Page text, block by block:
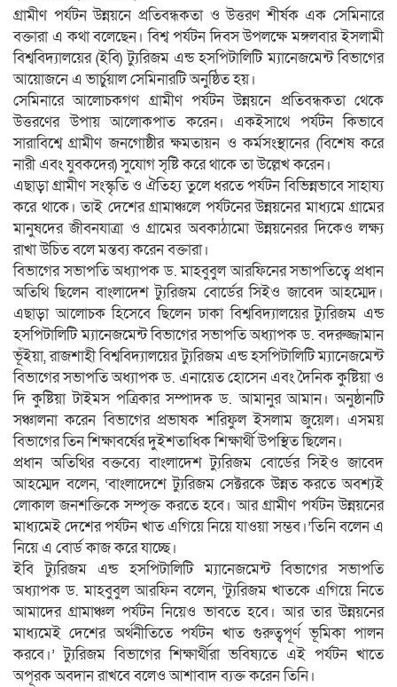
গ্রামীণ পর্যটন উন্নয়নে প্রতিবন্ধকতা ও উত্তরণ শীর্ষক এক সেমিনারে
বক্তারা এ কথা বলেছেন। বিশ্ব পর্যটন দিবস উপলক্ষে মঙ্গলবার ইসলামী
বিশ্ববিদ্যালয়ের (ইবি) ট্যুরিজম এন্ড হসপিটালিটি ম্যানেজমেন্ট বিভাগের
আয়োজনে এ ভার্চুয়াল সেমিনারটি অনুষ্ঠিত হয়।
সেমিনারে আলোচকগণ গ্রামীণ পর্যটন উন্নয়নে প্রতিবন্ধকতা থেকে
উত্তরণের উপায় আলোকপাত করেন। একইসাথে পর্যটন কিভাবে
সারাবিশ্বে গ্রামীণ জনগোষ্ঠীর ক্ষমতায়ন ও কর্মসংস্থানের (বিশেষ করে
নারী এবং যুবকদের) সুযোগ সৃষ্টি করে থাকে তা উল্লেখ করেন।
এছাড়া গ্রামীণ সংস্কৃতি ও ঐতিহ্য তুলে ধরতে পর্যটন বিভিন্নভাবে সাহায্য
করে থাকে। তাই দেশের গ্রামাঞ্চলে পর্যটনের উন্নয়নের মাধ্যমে গ্রামের
মানুষদের জীবনযাত্রা ও গ্রামের অবকাঠামো উন্নয়নেরর দিকেও লক্ষ্য
রাখা উচিত বলে মন্তব্য করেন বক্তারা।
বিভাগের সভাপতি অধ্যাপক ড. মাহবুবুল আরফিনের সভাপতিত্বে প্রধান
অতিথি ছিলেন বাংলাদেশ ট্যুরিজম বোর্ডের সিইও জাবেদ আহম্মেদ।
এছাড়া আলোচক হিসেবে ছিলেন ঢাকা বিশ্ববিদ্যালয়ের ট্যুরিজম এন্ড
হসপিটালিটি ম্যানেজমেন্ট বিভাগের সভাপতি অধ্যাপক ড. বদরুজ্জামান
ভূঁইয়া, রাজশাহী বিশ্ববিদ্যালয়ের ট্যুরিজম এন্ড হসপিটালিটি ম্যানেজমেন্ট
বিভাগের সভাপতি অধ্যাপক ড. এনায়েত হোসেন এবং দৈনিক কুষ্টিয়া ও
দি কুষ্টিয়া টাইমস পত্রিকার সম্পাদক ড. আমানুর আমান। অনুষ্ঠানটি
সঞ্চালনা করেন বিভাগের প্রভাষক শরিফুল ইসলাম জুয়েল। এসময়
বিভাগের তিন শিক্ষাবর্ষের দুইশতাধিক শিক্ষার্থী উপস্থিত ছিলেন।
প্রধান অতিথির বক্তব্যে বাংলাদেশ ট্যুরিজম বোর্ডের সিইও জাবেদ
আহম্মেদ বলেন, ‘বাংলাদেশে ট্যুরিজম সেক্টরকে উন্নত করতে অবশ্যই
লোকাল জনশক্তিকে সম্পৃক্ত করতে হবে। আর গ্রামীণ পর্যটন উন্নয়নের
মাধ্যমেই দেশের পর্যটন খাত এগিয়ে নিয়ে যাওয়া সম্ভব।’তিনি বলেন এ
নিয়ে এ বোর্ড কাজ করে যাচ্ছে।
ইবি ট্যুরিজম এন্ড হসপিটালিটি ম্যানেজমেন্ট বিভাগের সভাপতি
অধ্যাপক ড. মাহবুবুল আরফিন বলেন, ‘ট্যুরিজম খাতকে এগিয়ে নিতে
আমাদের গ্রামাঞ্চল পর্যটন নিয়েও ভাবতে হবে। আর তার উন্নয়নের
মাধ্যমেই দেশের অর্থনীতিতে পর্যটন খাত গুরুত্বপূর্ণ ভূমিকা পালন
করবে।’ ট্যুরিজম বিভাগের শিক্ষার্থীরা ভবিষ্যতে এই পর্যটন খাতে
অপূরক অবদান রাখবে বলেও আশাবাদ ব্যক্ত করেন তিনি।